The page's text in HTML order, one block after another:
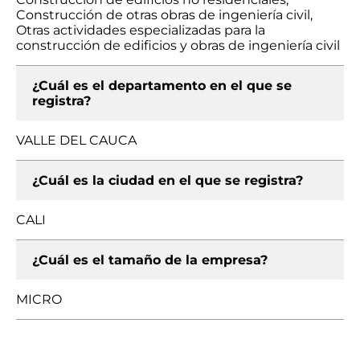
Construcción de otras obras de ingeniería civil,
Otras actividades especializadas para la
construcción de edificios y obras de ingeniería civil
¿Cuál es el departamento en el que se
registra?
VALLE DEL CAUCA
¿Cuál es la ciudad en el que se registra?
CALI
¿Cuál es el tamaño de la empresa?
MICRO